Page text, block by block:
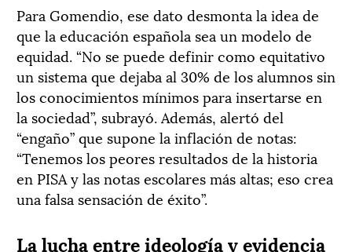
Para Gomendio, ese dato desmonta la idea de
que la educación española sea un modelo de
equidad. “No se puede definir como equitativo
un sistema que dejaba al 30% de los alumnos sin
los conocimientos mínimos para insertarse en
la sociedad”, subrayó. Además, alertó del
“engaño” que supone la inflación de notas:
“Tenemos los peores resultados de la historia
en PISA y las notas escolares más altas; eso crea
una falsa sensación de éxito”.
La lucha entre ideología y evidencia